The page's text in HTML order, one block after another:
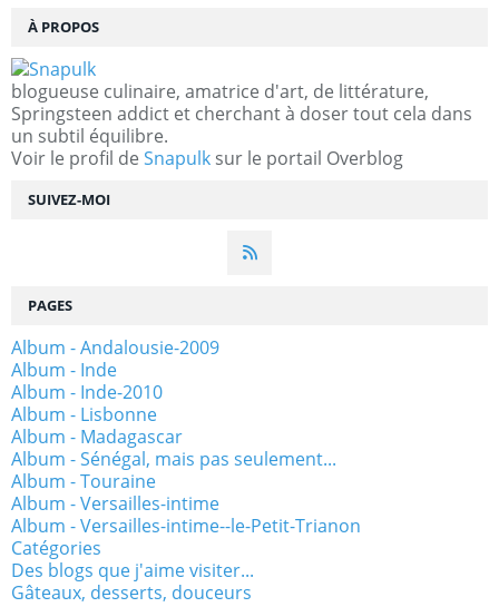
SUIVEZ-MOI
À PROPOS
blogueuse culinaire, amatrice d'art, de littérature,
Springsteen addict et cherchant à doser tout cela dans
un subtil équilibre.
Voir le profil de Snapulk sur le portail Overblog
PAGES
Album - Andalousie-2009
Album - Inde
Album - Inde-2010
Album - Lisbonne
Album - Madagascar
Album - Sénégal, mais pas seulement...
Album - Touraine
Album - Versailles-intime
Album - Versailles-intime--le-Petit-Trianon
Catégories
Des blogs que j'aime visiter...
Gâteaux, desserts, douceurs